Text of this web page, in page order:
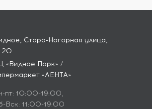
Старо-Нагорная улица,
20
«Видное Парк» /
«ЛЕНТА»
пт: 10:00-19:00,
Вск: 11:00-19:00